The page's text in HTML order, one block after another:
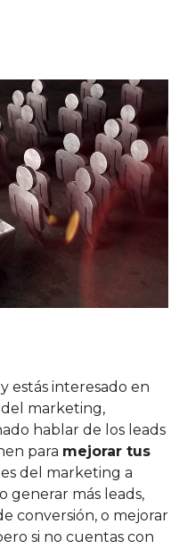
estás interesado en
marketing,
hablar de los leads
para mejorar tus
del marketing a
generar más leads,
conversión, o mejorar
si no cuentas con